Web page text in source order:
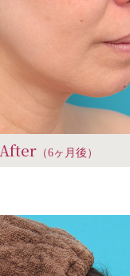
After（6ヶ月後）